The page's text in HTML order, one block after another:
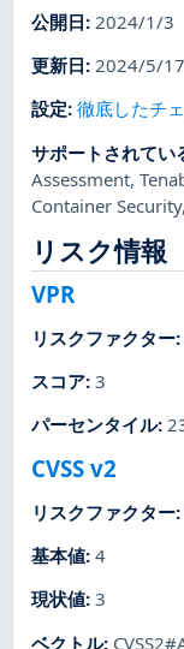
公開日: 2024/1/3
更新日:2024/5/17
設定:徹底したチ
サポートされてい
Assessment,
Container Security,
リスク情報
VPR
リスクファクター:
スコア:3
パーセンタイル:
CVSS v2
リスクファクター:
基本値:4
現状値:3
ベクトル: